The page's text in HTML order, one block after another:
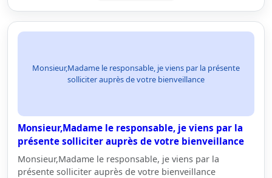
Monsieur,Madame le responsable, je viens par la présente
solliciter auprès de votre bienveillance
Monsieur,Madame le responsable, je viens par la
présente solliciter auprès de votre bienveillance
Monsieur,Madame le responsable, je viens par la
présente solliciter auprès de votre bienveillance